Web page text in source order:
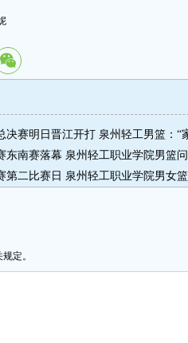
第二比赛日 泉州轻工职业学院男女
定。